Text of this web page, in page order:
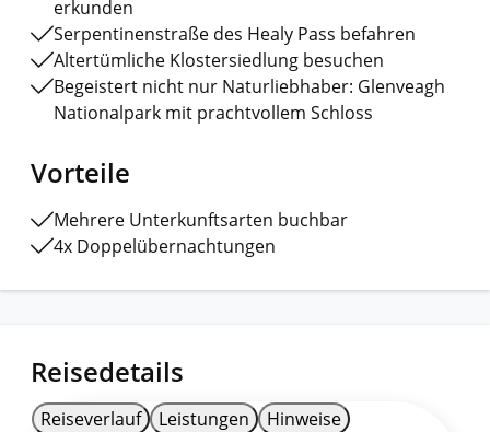
erkunden
Serpentinenstraße des Healy Pass befahren
Altertümliche Klostersiedlung besuchen
Begeistert nicht nur Naturliebhaber: Glenveagh
Nationalpark mit prachtvollem Schloss
Vorteile
Mehrere Unterkunftsarten buchbar
4x Doppelübernachtungen
Reisedetails
Reiseverlauf Leistungen
Hinweise